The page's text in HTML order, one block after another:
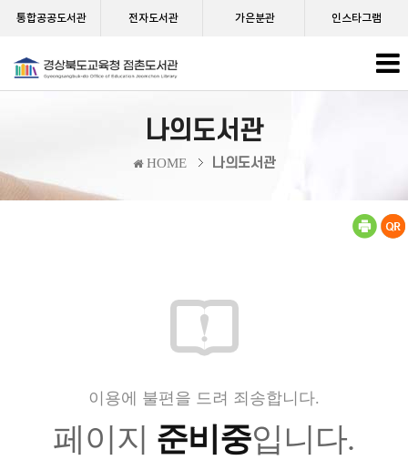
통합공공도서관 전자도서관 가은분관 인스타그램
나의도서관
HOME 나의도서관
이용에 불편을 드려 죄송합니다.
페이지 준비중입니다.